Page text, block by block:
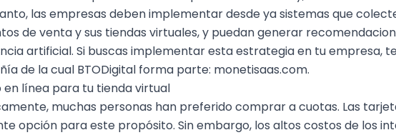
las empresas deben implementar desde ya sistemas que
de venta y sus tiendas virtuales, y puedan generar
artificial. Si buscas implementar esta estrategia en tu empresa,
de la cual BTODigital forma parte: monetisaas.com.
en línea para tu tienda virtual
muchas personas han preferido comprar a cuotas. Las
opción para este propósito. Sin embargo, los altos costos de los